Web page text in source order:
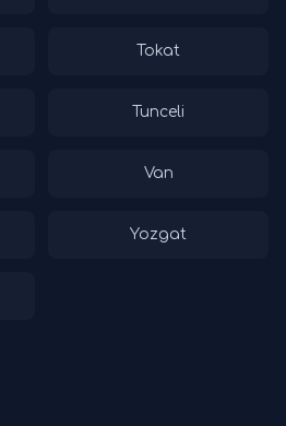
Tokat
Tunceli
Van
Yozgat